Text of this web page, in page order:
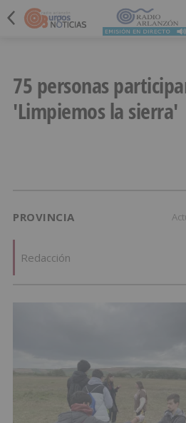
75 personas
'Limpiemos la sierra'
PROVINCIA
Redacción